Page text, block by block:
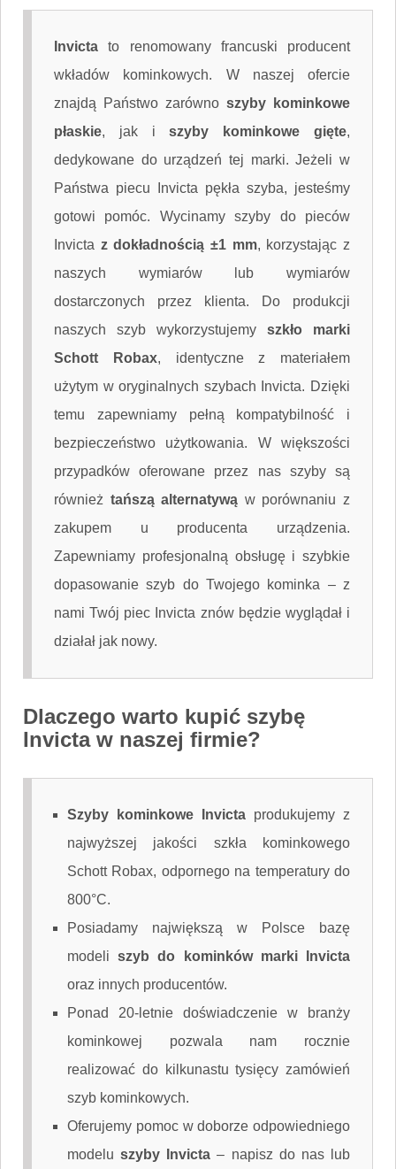
Invicta to renomowany francuski producent
wkładów kominkowych. W naszej ofercie
znajdą Państwo zarówno szyby kominkowe
płaskie, jak iszyby kominkowe gięte,
dedykowane do urządzeń tej marki. Jeżeli w
Państwa piecu Invicta pękła szyba, jesteśmy
gotowi pomóc. Wycinamy szyby do pieców
Invicta z dokładnością ±1 mm, korzystając z
naszych wymiarów lub wymiarów
dostarczonych przez klienta. Do produkcji
naszych szyb wykorzystujemy szkło marki
Schott Robax, identyczne z materiałem
użytym w oryginalnych szybach Invicta. Dzięki
temu zapewniamy pełną kompatybilność i
bezpieczeństwo użytkowania. W większości
przypadków oferowane przez nas szyby są
również tańszą alternatywą w porównaniu z
zakupem u producenta urządzenia.
Zapewniamy profesjonalną obsługę i szybkie
dopasowanie szyb do Twojego kominka – z
nami Twój piec Invicta znów będzie wyglądał i
działał jak nowy.
Dlaczego warto kupić szybę
Invicta w naszej firmie?
Szyby kominkowe Invicta produkujemy z
najwyższej jakości szkła kominkowego
Schott Robax, odpornego na temperatury do
800°C.
Posiadamy największą w Polsce bazę
modeliszyb do kominków marki Invicta
oraz innych producentów.
Ponad 20-letnie doświadczenie w branży
kominkowej pozwala nam rocznie
realizować do kilkunastu tysięcy zamówień
szyb kominkowych.
Oferujemy pomoc w doborze odpowiedniego
modeluszyby Invicta – napisz do naslub